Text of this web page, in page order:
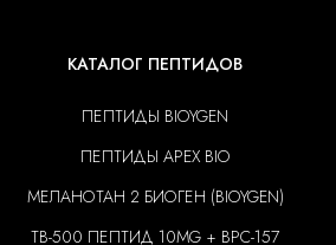
КАТАЛОГ ПЕПТИДОВ
ПЕПТИДЫ BIOYGEN
ПЕПТИДЫ APEX BIO
МЕЛАНОТАН 2 БИОГЕН (BIOYGEN)
TB-500 ПЕПТИД 10MG + BPC-157